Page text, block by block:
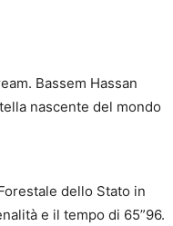
Bassem Hassan
nascente del mondo
dello Stato in
e il tempo di 65”96.